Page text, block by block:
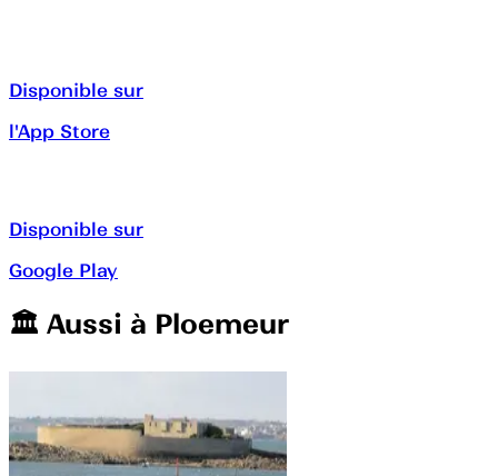
Disponible sur
l'App Store
Disponible sur
Google Play
🏛️️ Aussi à Ploemeur